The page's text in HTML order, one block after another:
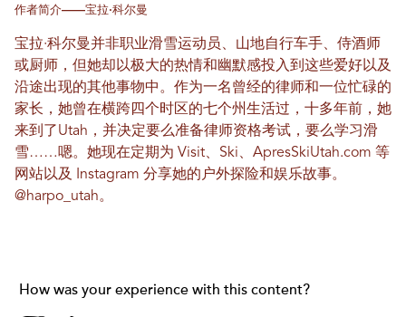
作者简介——宝拉·科尔曼
宝拉·科尔曼并非职业滑雪运动员、山地自行车手、侍酒师
或厨师，但她却以极大的热情和幽默感投入到这些爱好以及
沿途出现的其他事物中。作为一名曾经的律师和一位忙碌的
家长，她曾在横跨四个时区的七个州生活过，十多年前，她
来到了Utah，并决定要么准备律师资格考试，要么学习滑
雪……嗯。她现在定期为 Visit、Ski、ApresSkiUtah.com 等
网站以及 Instagram 分享她的户外探险和娱乐故事。
@harpo_utah。